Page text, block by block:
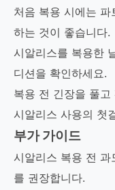
처음 복용 시에는
하는 것이 좋습니다.
시알리스를 복용한
디션을 확인하세요.
복용 전 긴장을 풀
시알리스 사용의 첫
부가 가이드
시알리스 복용 전
를 권장합니다.